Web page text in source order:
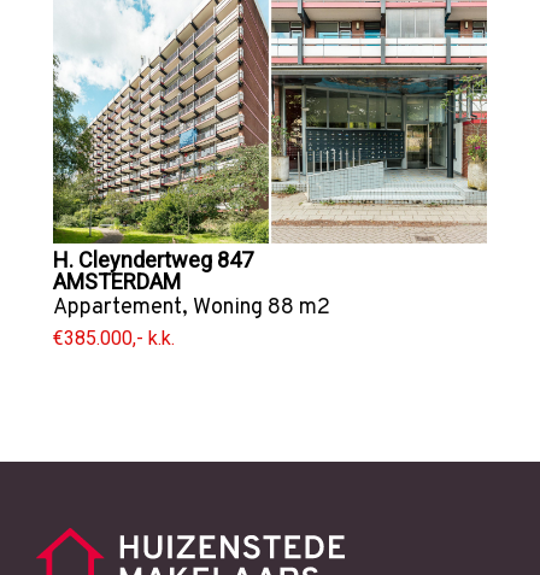
H. Cleyndertweg 847
AMSTERDAM
Appartement, Woning 88 m2
€385.000,- k.k.